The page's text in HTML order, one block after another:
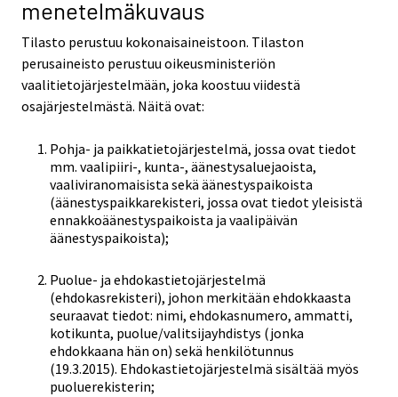
menetelmäkuvaus
Tilasto perustuu kokonaisaineistoon. Tilaston
perusaineisto perustuu oikeusministeriön
vaalitietojärjestelmään, joka koostuu viidestä
osajärjestelmästä. Näitä ovat:
Pohja- ja paikkatietojärjestelmä, jossa ovat tiedot
mm. vaalipiiri-, kunta-, äänestysaluejaoista,
vaaliviranomaisista sekä äänestyspaikoista
(äänestyspaikkarekisteri, jossa ovat tiedot yleisistä
ennakkoäänestyspaikoista ja vaalipäivän
äänestyspaikoista);
Puolue- ja ehdokastietojärjestelmä
(ehdokasrekisteri), johon merkitään ehdokkaasta
seuraavat tiedot: nimi, ehdokasnumero, ammatti,
kotikunta, puolue/valitsijayhdistys (jonka
ehdokkaana hän on) sekä henkilötunnus
(19.3.2015). Ehdokastietojärjestelmä sisältää myös
puoluerekisterin;